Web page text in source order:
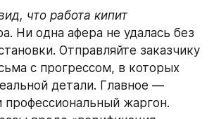
что работа кипит
Ни одна афера не удалась без
Отправляйте заказчику
с прогрессом, в которых
детали. Главное —
профессиональный жаргон.